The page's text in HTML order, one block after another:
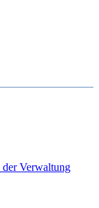
der Verwaltung